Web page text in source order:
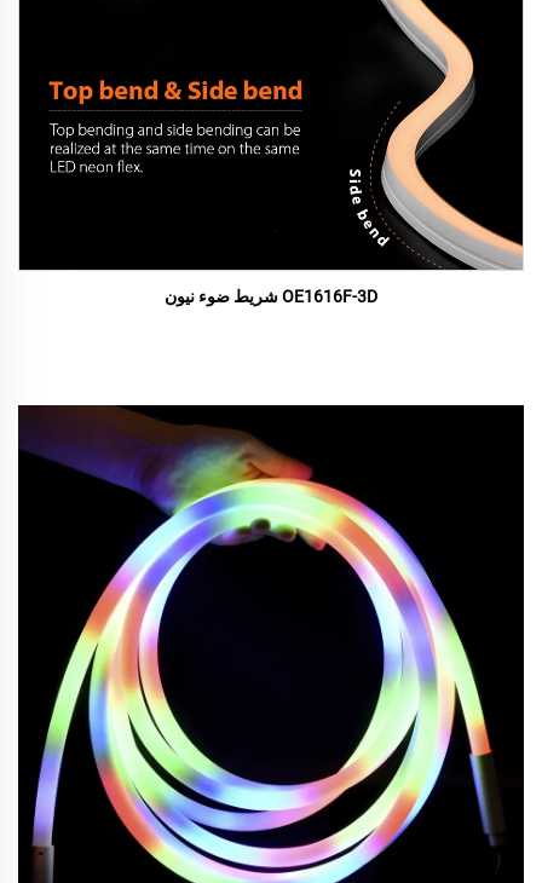
OE1616F-3D شريط ضوء نيون